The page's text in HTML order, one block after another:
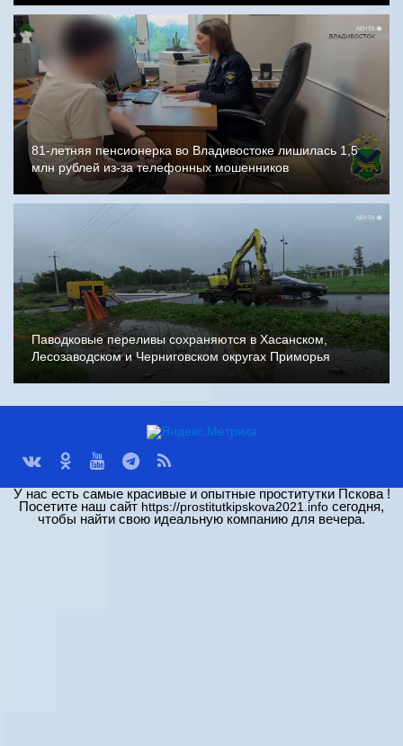
81-летняя пенсионерка во Владивостоке лишилась 1,5
млн рублей из-за телефонных мошенников
Паводковые переливы сохраняются в Хасанском,
Лесозаводском и Черниговском округах Приморья
У нас есть самые красивые и опытные проститутки Пскова !
Посетите наш сайт https://prostitutkipskova2021.info сегодня,
чтобы найти свою идеальную компанию для вечера.